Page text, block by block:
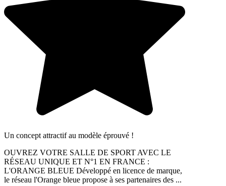
Un concept attractif au modèle éprouvé !
OUVREZ VOTRE SALLE DE SPORT AVEC LE
RÉSEAU UNIQUE ET N°1 EN FRANCE :
L'ORANGE BLEUE Développé en licence de marque,
le réseau l'Orange bleue propose à ses partenaires des ...